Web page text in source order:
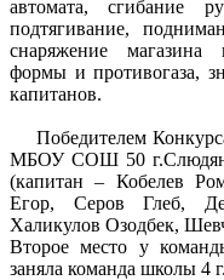
автомата, сгибание
подтягивание,
снаряжение магазина
формы и противогаза,
капитанов.
Победителем Конкурса
МБОУ СОШ 50
(капитан – Кобелев
Егор, Серов Глеб,
Халикулов Озодбек,
Второе место у
заняла команда школы 4